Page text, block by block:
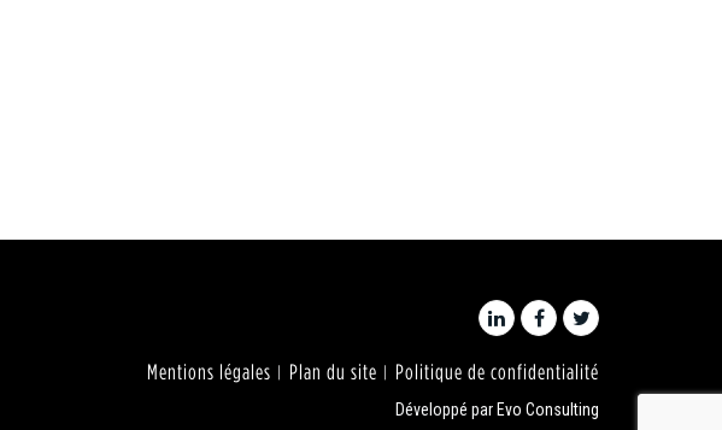
Mentions légales Plan du site Politique de confidentialité
Développé par Evo Consulting